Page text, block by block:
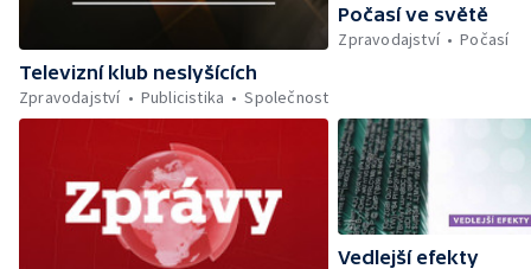
Televizní klub neslyšících
Zpravodajství
Publicistika Společnost
Počasí ve světě
Zpravodajství
Počasí
Vedlejší efekty